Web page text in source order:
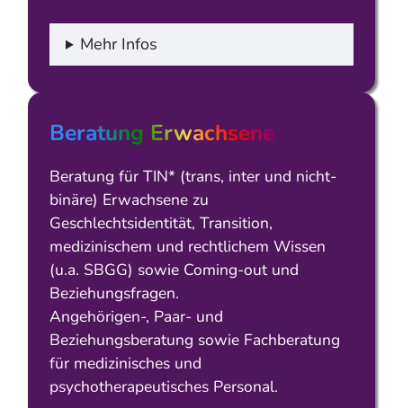
Mehr Infos
Beratung Erwachsene
Beratung für TIN* (trans, inter und nicht-
binäre) Erwachsene zu
Geschlechtsidentität, Transition,
medizinischem und rechtlichem Wissen
(u.a. SBGG) sowie Coming-out und
Beziehungsfragen.
Angehörigen-, Paar- und
Beziehungsberatung sowie Fachberatung
für medizinisches und
psychotherapeutisches Personal.